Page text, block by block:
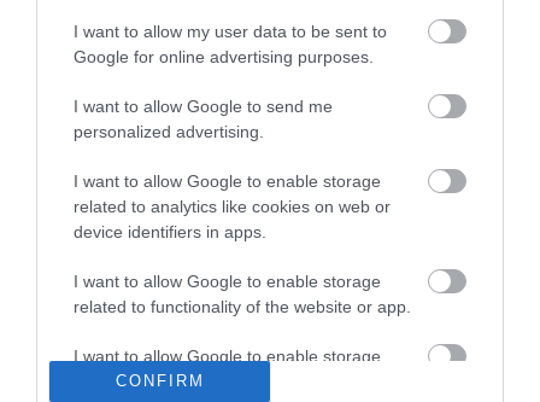
I want to allow my user data to be sent to
Google for online advertising purposes.
I want to allow Google to send me
personalized advertising.
I want to allow Google to enable storage
related to analytics like cookies on web or
device identifiers in apps.
I want to allow Google to enable storage
related to functionality of the website or app.
I want to allow Google to enable storage
related to personalization.
CONFIRM
Második világháborús német katonai motorkerékpár
A Tisza-frakció kezdeményezte, hogy jövő kedden legyen
az államfőválasztás
Szomjazó gólyának adott inni egy férfi Tiszakécskénél -
megható pillanatot rögzített a kamera
Megható felvétel: elpusztult borját vitte magával egy
top cikkek:
Nem is olyan egészséges a népszerű banán?